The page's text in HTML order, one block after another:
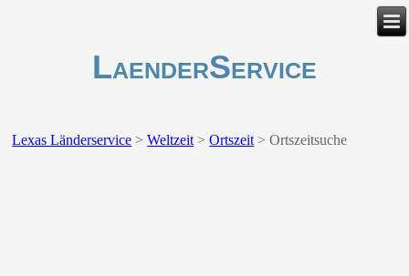
LaenderService
Lexas Länderservice >Weltzeit>Ortszeit>Ortszeitsuche